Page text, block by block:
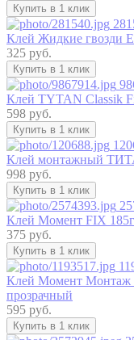
Купить в 1 клик
Клей Жидкие гвозди
325 руб.
Купить в 1 клик
Клей TYTAN Сlassik
598 руб.
Купить в 1 клик
Клей монтажный
998 руб.
Купить в 1 клик
Клей Момент FIX
375 руб.
Купить в 1 клик
Клей Момент Монтаж
прозрачный
595 руб.
Купить в 1 клик